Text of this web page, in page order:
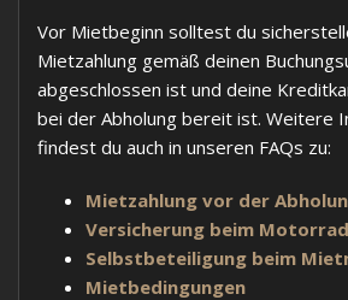
Vor Mietbeginn solltest du
Mietzahlung gemäß deinen
abgeschlossen ist und deine
bei der Abholung bereit ist. Weitere
findest du auch in unseren FAQs zu:
Mietzahlung vor der
Versicherung beim
Selbstbeteiligung beim
Mietbedingungen